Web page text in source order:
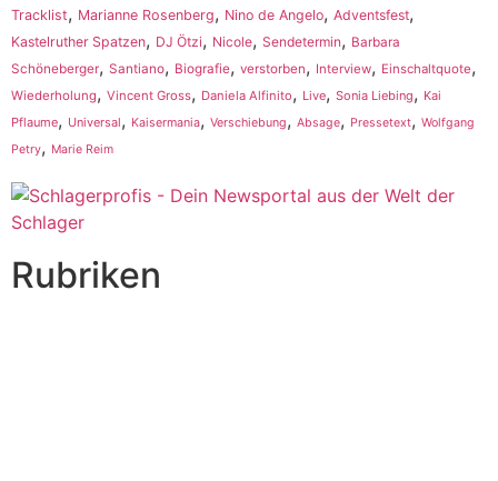
Tracklist, Marianne Rosenberg, Nino de Angelo, Adventsfest,
Kastelruther Spatzen, DJ Ötzi, Nicole, Sendetermin, Barbara
Schöneberger, Santiano, Biografie, verstorben, Interview, Einschaltquote,
Wiederholung, Vincent Gross, Daniela Alfinito, Live, Sonia Liebing, Kai
Pflaume, Universal, Kaisermania, Verschiebung, Absage, Pressetext, Wolfgang
Petry, Marie Reim
Rubriken